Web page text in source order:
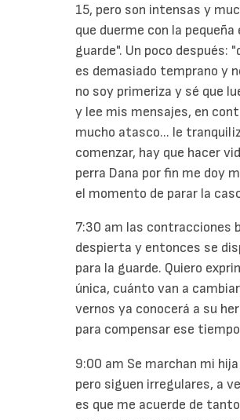
15, pero son intensas y
que duerme con la
guarde". Un poco después:
es demasiado temprano y
no soy primeriza y sé que
y lee mis mensajes, en
mucho atasco... le
comenzar, hay que hacer
perra Dana por fin me doy
el momento de parar la
7:30 am las contracciones
despierta y entonces se
para la guarde. Quiero
única, cuánto van a
vernos ya conocerá a su
para compensar ese
9:00 am Se marchan mi
pero siguen irregulares, a
es que me acuerde de